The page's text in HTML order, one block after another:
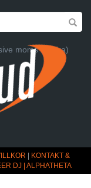
moms (Ändra)
KONTAKT &
DJ | ALPHATHETA